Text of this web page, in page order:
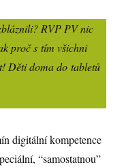
RVP PV nic
proč s tím všichni
Děti doma do tabletů
digitální kompetence
“samostatnou”